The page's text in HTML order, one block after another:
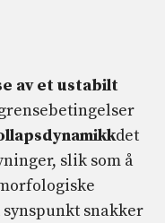
av et ustabilt
det
slik som å
snakker